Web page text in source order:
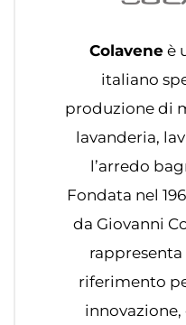
Colaveneè
italiano
produzione di
lavanderia,
l’arredo
Fondata nel
da Giovanni
riferimento